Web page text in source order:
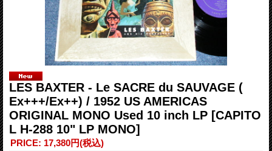
LES BAXTER - Le SACRE du SAUVAGE (
Ex+++/Ex++) / 1952 US AMERICAS
ORIGINAL MONO Used 10 inch LP [CAPITO
L H-288 10" LP MONO]
PRICE: 17,380円(税込)